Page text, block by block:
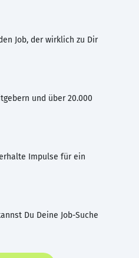
Job, der wirklich zu Dir
und über 20.000
Impulse für ein
Du Deine Job-Suche